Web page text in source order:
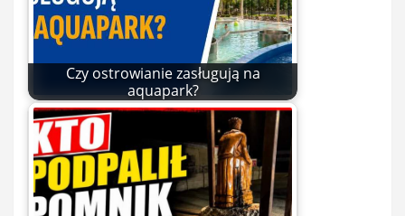
Czy ostrowianie zasługują na
aquapark?